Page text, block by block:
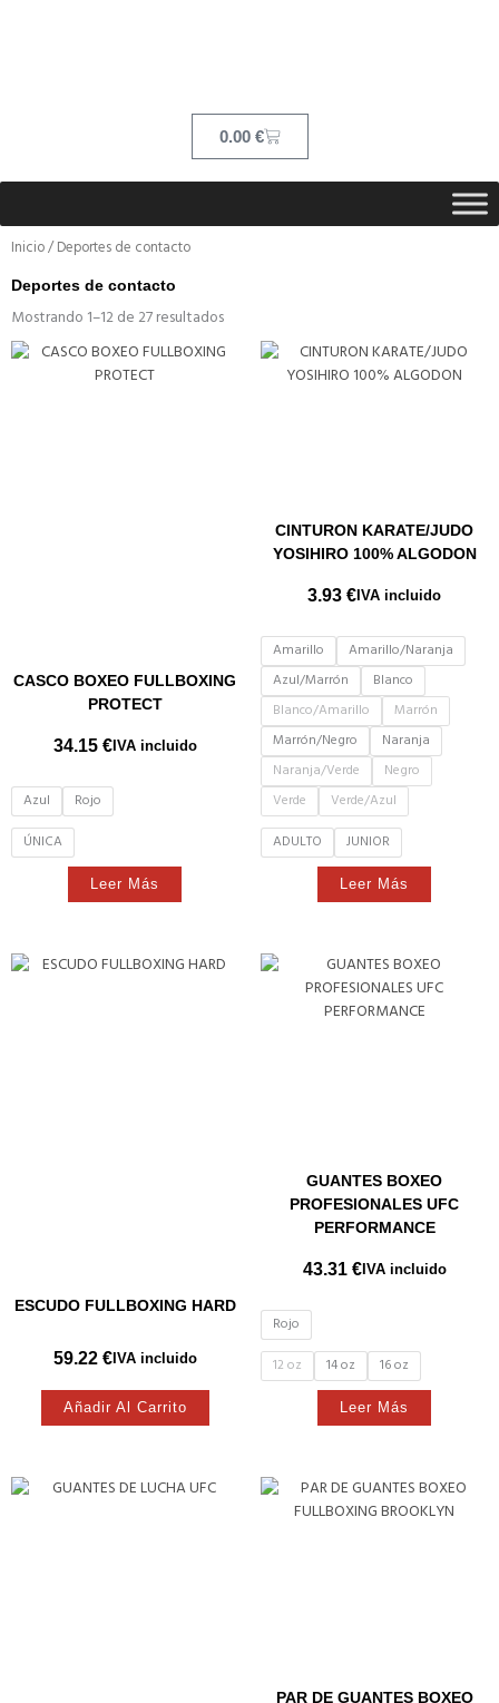
0.00 €Cart
Inicio/ Deportes de contacto
Deportes de contacto
Mostrando 1–12 de 27 resultados
CASCO BOXEO FULLBOXING
PROTECT
34.15 €IVA incluido
Azul
Rojo
ÚNICA
Leer Más
CINTURON KARATE/JUDO
YOSIHIRO 100% ALGODON
3.93 € IVA incluido
Amarillo
Amarillo/Naranja
Azul/Marrón
Blanco
Blanco/Amarillo
Marrón
Marrón/Negro
Naranja
Naranja/Verde
Negro
Verde
Verde/Azul
ADULTO
JUNIOR
Leer Más
ESCUDO FULLBOXING HARD
59.22 €IVA incluido
Añadir Al Carrito
GUANTES BOXEO
PROFESIONALES UFC
PERFORMANCE
43.31 €IVA incluido
Rojo
12 oz
14 oz 16 oz
Leer Más
PAR DE GUANTES BOXEO